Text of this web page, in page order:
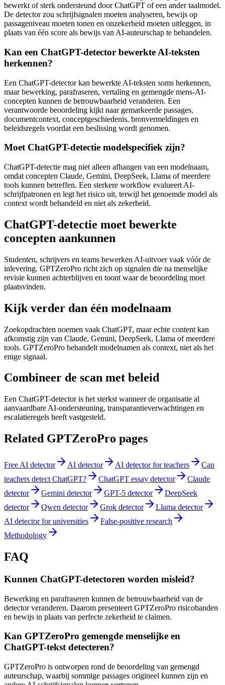
bewerkt of sterk ondersteund door ChatGPT of een ander taalmodel.
De detector zou schrijfsignalen moeten analyseren, bewijs op
passageniveau moeten tonen en onzekerheid moeten uitleggen, in
plaats van één score als bewijs van AI-auteurschap te behandelen.
Kan een ChatGPT-detector bewerkte AI-teksten
herkennen?
Een ChatGPT-detector kan bewerkte AI-teksten soms herkennen,
maar bewerking, parafraseren, vertaling en gemengde mens-AI-
concepten kunnen de betrouwbaarheid veranderen. Een
verantwoorde beoordeling kijkt naar gemarkeerde passages,
documentcontext, conceptgeschiedenis, bronvermeldingen en
beleidsregels voordat een beslissing wordt genomen.
Moet ChatGPT-detectie modelspecifiek zijn?
ChatGPT-detectie mag niet alleen afhangen van een modelnaam,
omdat concepten Claude, Gemini, DeepSeek, Llama of meerdere
tools kunnen betreffen. Een sterkere workflow evalueert AI-
schrijfpatronen en legt het risico uit, terwijl het genoemde model als
context wordt behandeld en niet als zekerheid.
ChatGPT-detectie moet bewerkte
concepten aankunnen
Studenten, schrijvers en teams bewerken AI-uitvoer vaak vóór de
inlevering. GPTZeroPro richt zich op signalen die na menselijke
revisie kunnen achterblijven en toont waar de beoordeling moet
plaatsvinden.
Kijk verder dan één modelnaam
Zoekopdrachten noemen vaak ChatGPT, maar echte content kan
afkomstig zijn van Claude, Gemini, DeepSeek, Llama of meerdere
tools. GPTZeroPro behandelt modelnamen als context, niet als het
enige signaal.
Combineer de scan met beleid
Een ChatGPT-detector is het sterkst wanneer de organisatie al
aanvaardbare AI-ondersteuning, transparantieverwachtingen en
escalatieregels heeft vastgesteld.
Related GPTZeroPro pages
Free AI detector AI detector AI detector for teachers
Can
teachers detect ChatGPT?
ChatGPT essay detector
Claude
detector
Gemini detector GPT-5 detector
DeepSeek
detector
Qwen detector Grok detector
Llama detector
AI detector for universities
False-positive research
Methodology
FAQ
Kunnen ChatGPT-detectoren worden misleid?
Bewerking en parafraseren kunnen de betrouwbaarheid van de
detector veranderen. Daarom presenteert GPTZeroPro risicobanden
en bewijs in plaats van perfecte zekerheid te claimen.
Kan GPTZeroPro gemengde menselijke en
ChatGPT-tekst detecteren?
GPTZeroPro is ontworpen rond de beoordeling van gemengd
auteurschap, waarbij sommige passages origineel kunnen zijn en